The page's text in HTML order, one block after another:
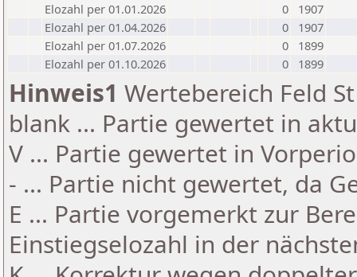
Elozahl per 01.01.2026
0
1907
Elozahl per 01.04.2026
0
1907
Elozahl per 01.07.2026
0
1899
Elozahl per 01.10.2026
0 1899
Hinweis1 Wertebereich Feld
blank ... Partie gewertet in
V ... Partie gewertet in
- ... Partie nicht gewertet, da
E ... Partie vorgemerkt zur
Einstiegselozahl in der